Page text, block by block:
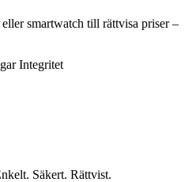
smartwatch till rättvisa priser –
Integritet
Säkert. Rättvist.